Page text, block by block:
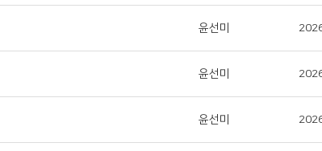
윤선미
윤선미
윤선미